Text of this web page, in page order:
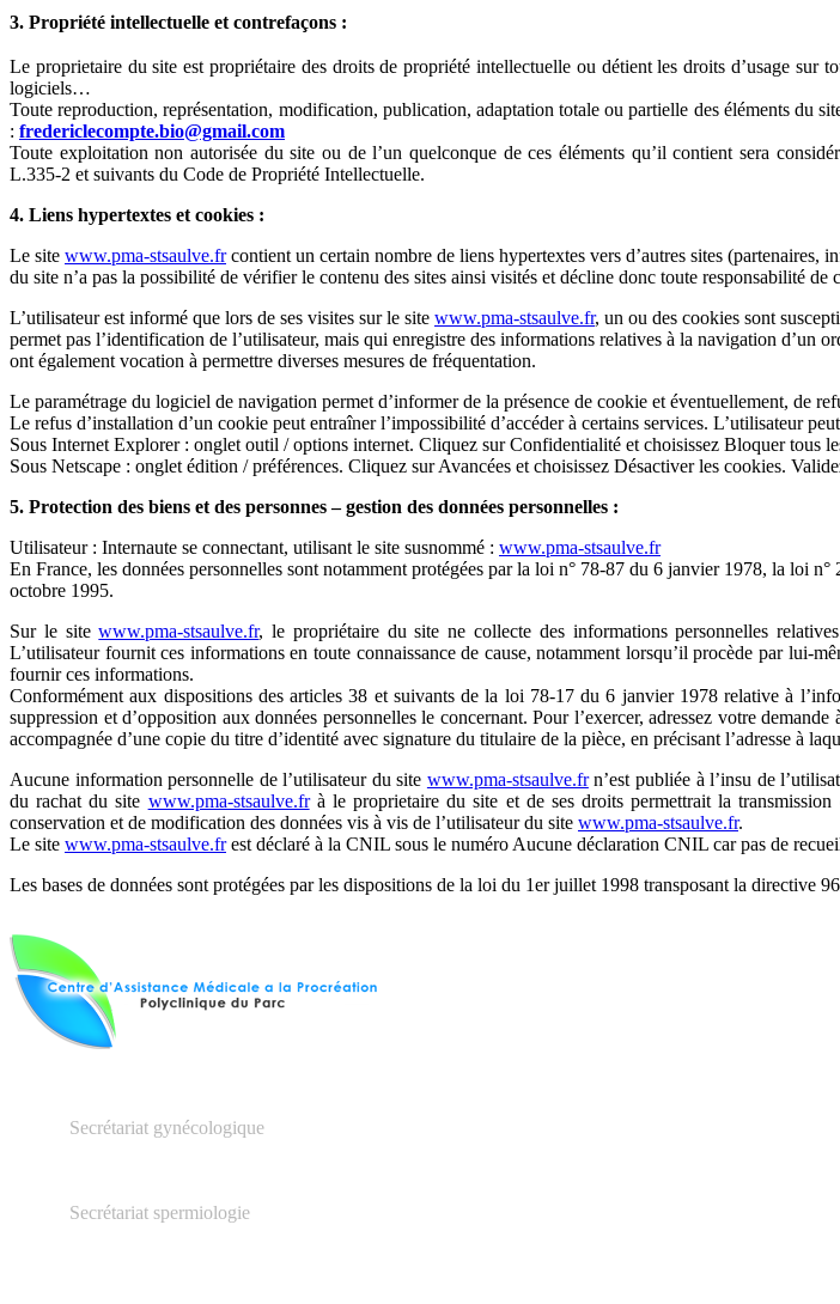
3. Propriété intellectuelle et contrefaçons :
Le proprietaire du site est propriétaire des droits de propriété intellectuelle ou détient les droits d’usage sur
logiciels…
Toute reproduction, représentation, modification, publication, adaptation totale ou partielle des éléments du
: fredericlecompte.bio@gmail.com
Toute exploitation non autorisée du site ou de l’un quelconque de ces éléments qu’il contient sera
L.335-2 et suivants du Code de Propriété Intellectuelle.
4. Liens hypertextes et cookies :
Le site www.pma-stsaulve.frcontient un certain nombre de liens hypertextes vers d’autres sites
du site n’a pas la possibilité de vérifier le contenu des sites ainsi visités et décline donc toute responsabilité
L’utilisateur est informé que lors de ses visites sur le site www.pma-stsaulve.fr, un ou des cookies sont
permet pas l’identification de l’utilisateur, mais qui enregistre des informations relatives à la navigation
ont également vocation à permettre diverses mesures de fréquentation.
Le paramétrage du logiciel de navigation permet d’informer de la présence de cookie et éventuellement, de
Le refus d’installation d’un cookie peut entraîner l’impossibilité d’accéder à certains services. L’utilisateur
Sous Internet Explorer : onglet outil / options internet. Cliquez sur Confidentialité et choisissez Bloquer tous
Sous Netscape : onglet édition / préférences. Cliquez sur Avancées et choisissez Désactiver les cookies.
5. Protection des biens et des personnes – gestion des données personnelles :
Utilisateur : Internaute se connectant, utilisant le site susnommé : www.pma-stsaulve.fr
En France, les données personnelles sont notamment protégées par la loi n° 78-87 du 6 janvier 1978, la loi
octobre 1995.
Sur le sitewww.pma-stsaulve.fr, le propriétaire du site ne collecte des informations personnelles
L’utilisateur fournit ces informations en toute connaissance de cause, notamment lorsqu’il procède par lui-
fournir ces informations.
Conformément aux dispositions des articles 38 et suivants de la loi 78-17 du 6 janvier 1978 relative à
suppression et d’opposition aux données personnelles le concernant. Pour l’exercer, adressez votre demande
accompagnée d’une copie du titre d’identité avec signature du titulaire de la pièce, en précisant l’adresse à
Aucune information personnelle de l’utilisateur du site www.pma-stsaulve.frn’est publiée à l’insu de
du rachat du site www.pma-stsaulve.frà le proprietaire du site et de ses droits permettrait la
conservation et de modification des données vis à vis de l’utilisateur du site www.pma-stsaulve.fr.
Le site www.pma-stsaulve.frest déclaré à la CNIL sous le numéro Aucune déclaration CNIL car pas de
Les bases de données sont protégées par les dispositions de la loi du 1er juillet 1998 transposant la directive
Secrétariat gynécologique
Secrétariat spermiologie